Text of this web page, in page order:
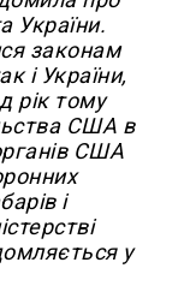
України.
законам
і України,
рік тому
США в
США
і
у